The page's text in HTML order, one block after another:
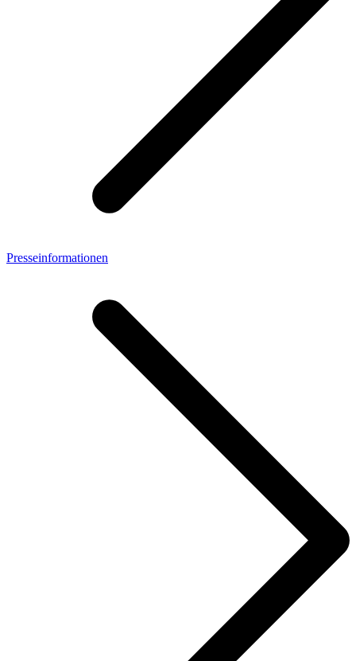
Presseinformationen